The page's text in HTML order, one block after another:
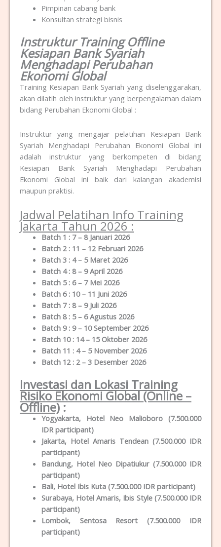
Pimpinan cabang bank
Konsultan strategi bisnis
Instruktur Training Offline
Kesiapan Bank Syariah
Menghadapi Perubahan
Ekonomi Global
Training Kesiapan Bank Syariah yang diselenggarakan,
akan dilatih oleh instruktur yang berpengalaman dalam
bidang Perubahan Ekonomi Global :
Instruktur yang mengajar pelatihan Kesiapan Bank
Syariah Menghadapi Perubahan Ekonomi Global ini
adalah instruktur yang berkompeten di bidang
Kesiapan Bank Syariah Menghadapi Perubahan
Ekonomi Global ini baik dari kalangan akademisi
maupun praktisi.
Jadwal Pelatihan Info Training
Jakarta Tahun 2026 :
Batch 1 : 7 – 8 Januari 2026
Batch 2 : 11 – 12 Februari 2026
Batch 3 : 4 – 5 Maret 2026
Batch 4 : 8 – 9 April 2026
Batch 5 : 6 – 7 Mei 2026
Batch 6 : 10 – 11 Juni 2026
Batch 7 : 8 – 9 Juli 2026
Batch 8 : 5 – 6 Agustus 2026
Batch 9 : 9 – 10 September 2026
Batch 10 : 14 – 15 Oktober 2026
Batch 11 : 4 – 5 November 2026
Batch 12 : 2 – 3 Desember 2026
Investasi dan Lokasi Training
Risiko Ekonomi Global (Online –
Offline):
Yogyakarta, Hotel Neo Malioboro (7.500.000
IDR participant)
Jakarta, Hotel Amaris Tendean (7.500.000 IDR
participant)
Bandung, Hotel Neo Dipatiukur (7.500.000 IDR
participant)
Bali, Hotel Ibis Kuta (7.500.000 IDR participant)
Surabaya, Hotel Amaris, Ibis Style (7.500.000 IDR
participant)
Lombok, Sentosa Resort (7.500.000 IDR
participant)